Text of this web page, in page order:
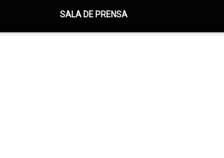
SALA DE PRENSA